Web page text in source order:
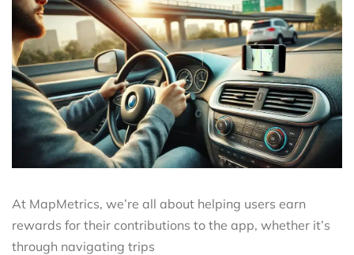
At MapMetrics, we’re all about helping users earn
rewards for their contributions to the app, whether it’s
through navigating trips